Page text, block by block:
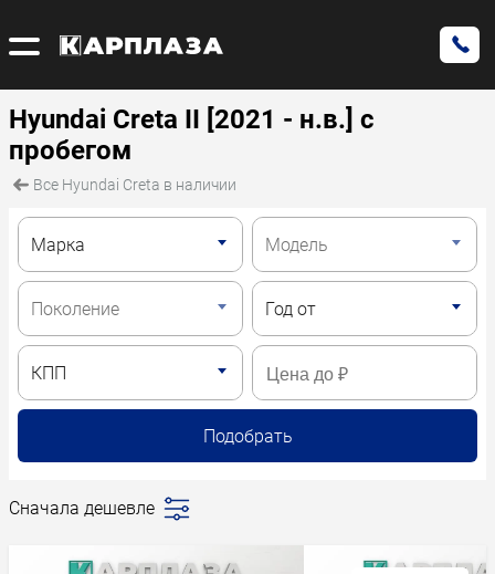
Hyundai Creta II [2021 - н.в.] с
пробегом
Все Hyundai Creta в наличии
Сначала дешевле
Подобрать